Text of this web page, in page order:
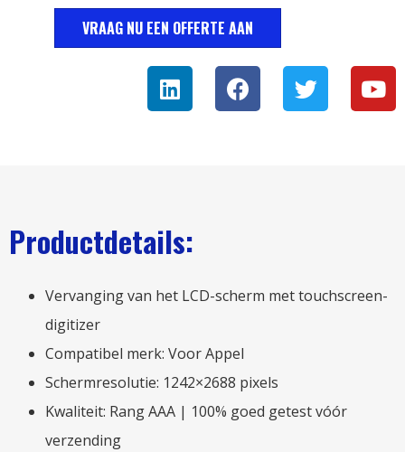
VRAAG NU EEN OFFERTE AAN
Productdetails:
Vervanging van het LCD-scherm met touchscreen-
digitizer
Compatibel merk: Voor Appel
Schermresolutie: 1242×2688 pixels
Kwaliteit: Rang AAA | 100% goed getest vóór
verzending